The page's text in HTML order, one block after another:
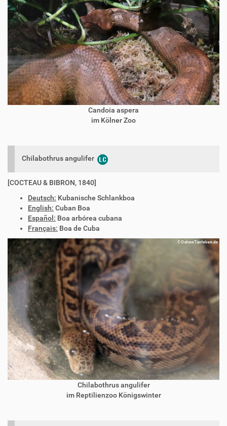
Candoia aspera
im Kölner Zoo
Chilabothrus angulifer
[COCTEAU & BIBRON, 1840]
Deutsch: Kubanische Schlankboa
English: Cuban Boa
Español: Boa arbórea cubana
Français: Boa de Cuba
Chilabothrus angulifer
im Reptilienzoo Königswinter